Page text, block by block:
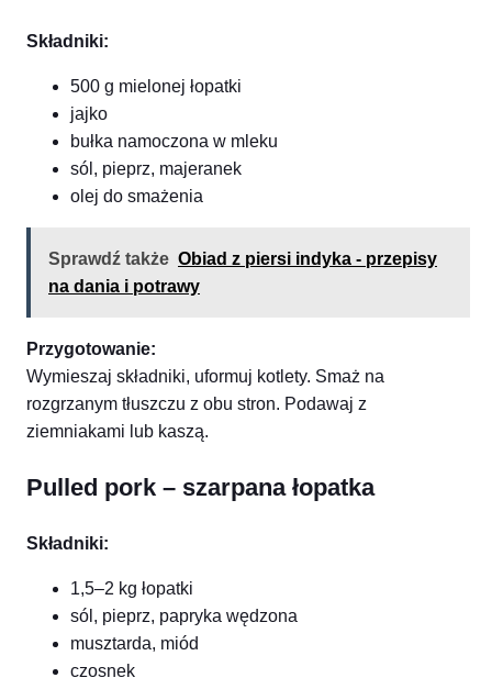
Składniki:
500 g mielonej łopatki
jajko
bułka namoczona w mleku
sól, pieprz, majeranek
olej do smażenia
Sprawdź także Obiad z piersi indyka - przepisy
na dania i potrawy
Przygotowanie:
Wymieszaj składniki, uformuj kotlety. Smaż na
rozgrzanym tłuszczu z obu stron. Podawaj z
ziemniakami lub kaszą.
Pulled pork – szarpana łopatka
Składniki:
1,5–2 kg łopatki
sól, pieprz, papryka wędzona
musztarda, miód
czosnek